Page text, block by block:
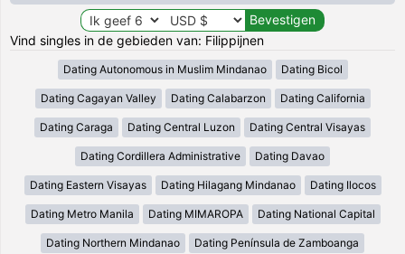
Vind singles in de gebieden van: Filippijnen
Dating Autonomous in Muslim Mindanao Dating Bicol
Dating Cagayan Valley Dating Calabarzon Dating California
Dating Caraga Dating Central Luzon Dating Central Visayas
Dating Cordillera Administrative Dating Davao
Dating Eastern Visayas Dating Hilagang Mindanao Dating Ilocos
Dating Metro Manila Dating MIMAROPA Dating National Capital
Dating Northern Mindanao Dating Península de Zamboanga